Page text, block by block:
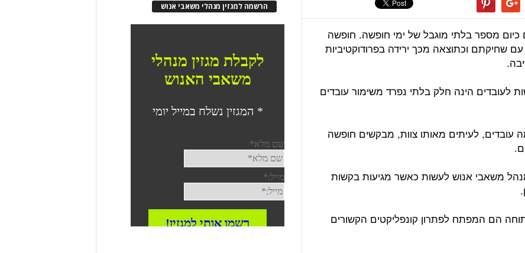
כיום מספר בלתי מוגבל של ימי חופשה. חופשה
שחיקתם וכתוצאה מכך ירידה בפרודוקטיביות
לעובדים הינה חלק בלתי נפרד משימור עובדים
לעיתים מאותו צוות, מבקשים חופשה
משאבי אנוש לעשות כאשר מגיעות בקשות
הם המפתח לפתרון קונפליקטים הקשורים
הרשמה למגזין מנהלי משאבי אנוש